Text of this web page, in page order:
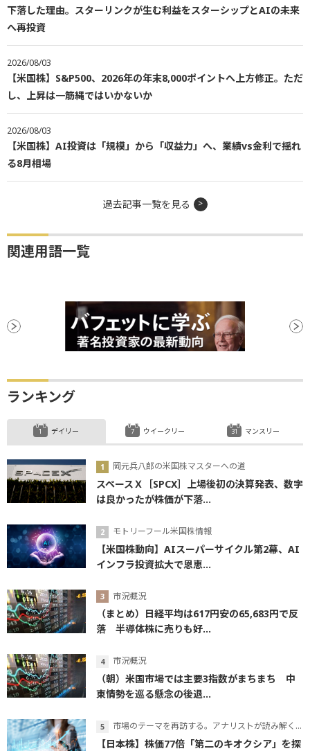
下落した理由。スターリンクが生む利益をスターシップとAIの未来
へ再投資
2026/08/03
【米国株】S&P500、2026年の年末8,000ポイントへ上方修正。ただ
し、上昇は一筋縄ではいかないか
2026/08/03
【米国株】AI投資は「規模」から「収益力」へ、業績vs金利で揺れ
る8月相場
過去記事一覧を見る
関連用語一覧
ランキング
デイリー
岡元兵八郎の米国株マスターへの道
スペースＸ［SPCX］上場後初の決算発表、数字
は良かったが株価が下落...
モトリーフール米国株情報
【米国株動向】AIスーパーサイクル第2幕、AI
インフラ投資拡大で恩恵...
市況概況
（まとめ）日経平均は617円安の65,683円で反
落 半導体株に売りも好...
市況概況
（朝）米国市場では主要3指数がまちまち 中
東情勢を巡る懸念の後退...
市場のテーマを再訪する。アナリストが読み解くテーマの本質
【日本株】株価77倍「第二のキオクシア」を探
ウイークリー マンスリー